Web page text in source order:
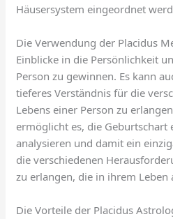
Häusersystem eingeordnet
Die Verwendung der Placidus
Einblicke in die Persönlichkeit
Person zu gewinnen. Es kann
tieferes Verständnis für die
Lebens einer Person zu
ermöglicht es, die Geburtschart
analysieren und damit ein
die verschiedenen
zu erlangen, die in ihrem Leben
Die Vorteile der Placidus